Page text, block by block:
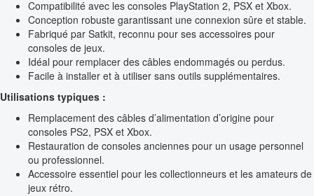
Compatibilité avec les consoles PlayStation 2, PSX et Xbox.
Conception robuste garantissant une connexion sûre et stable.
Fabriqué par Satkit, reconnu pour ses accessoires pour
consoles de jeux.
Idéal pour remplacer des câbles endommagés ou perdus.
Facile à installer et à utiliser sans outils supplémentaires.
Utilisations typiques :
Remplacement des câbles d’alimentation d’origine pour
consoles PS2, PSX et Xbox.
Restauration de consoles anciennes pour un usage personnel
ou professionnel.
Accessoire essentiel pour les collectionneurs et les amateurs de
jeux rétro.